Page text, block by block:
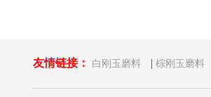
友情链接： 白刚玉磨料 | 棕刚玉磨料